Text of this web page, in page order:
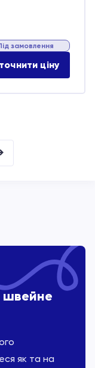
замовлення
ціну
швейне
як та на